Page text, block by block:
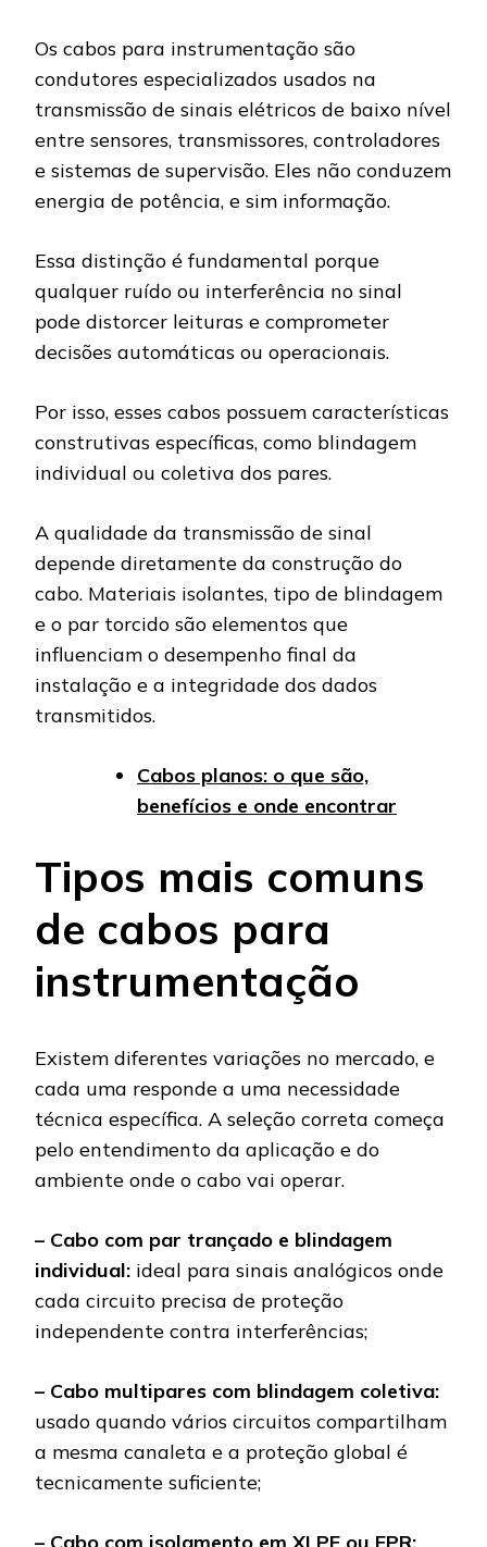
Os cabos para instrumentação são
condutores especializados usados na
transmissão de sinais elétricos de baixo nível
entre sensores, transmissores, controladores
e sistemas de supervisão. Eles não conduzem
energia de potência, e sim informação.
Essa distinção é fundamental porque
qualquer ruído ou interferência no sinal
pode distorcer leituras e comprometer
decisões automáticas ou operacionais.
Por isso, esses cabos possuem características
construtivas específicas, como blindagem
individual ou coletiva dos pares.
A qualidade da transmissão de sinal
depende diretamente da construção do
cabo. Materiais isolantes, tipo de blindagem
e o par torcido são elementos que
influenciam o desempenho final da
instalação e a integridade dos dados
transmitidos.
Cabos planos: o que são,
benefícios e onde encontrar
Tipos mais comuns
de cabos para
instrumentação
Existem diferentes variações no mercado, e
cada uma responde a uma necessidade
técnica específica. A seleção correta começa
pelo entendimento da aplicação e do
ambiente onde o cabo vai operar.
– Cabo com par trançado e blindagem
individual: ideal para sinais analógicos onde
cada circuito precisa de proteção
independente contra interferências;
– Cabo multipares com blindagem coletiva:
usado quando vários circuitos compartilham
a mesma canaleta e a proteção global é
tecnicamente suficiente;
– Cabo com isolamento em XLPE ou EPR: